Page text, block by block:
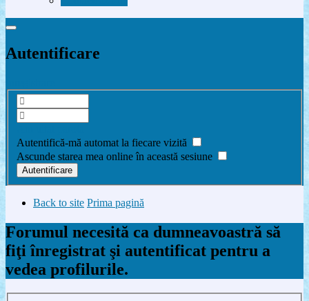
Autentificare
Autentifică-mă automat la fiecare vizită
Ascunde starea mea online în această sesiune
Back to site Prima pagină
Forumul necesită ca dumneavoastră să
fiţi înregistrat şi autentificat pentru a
vedea profilurile.